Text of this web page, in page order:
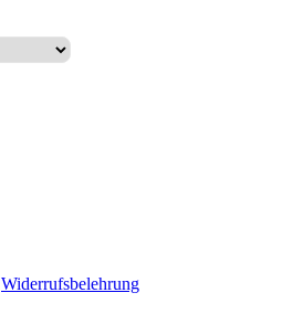
Widerrufsbelehrung